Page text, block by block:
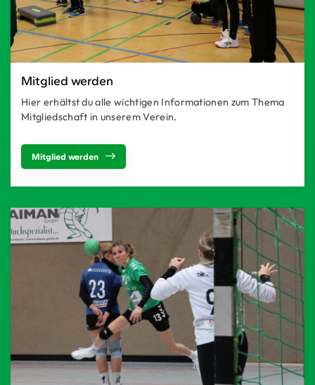
Mitglied werden
Hier erhältst du alle wichtigen Informationen zum Thema
Mitgliedschaft in unserem Verein.
Mitglied werden